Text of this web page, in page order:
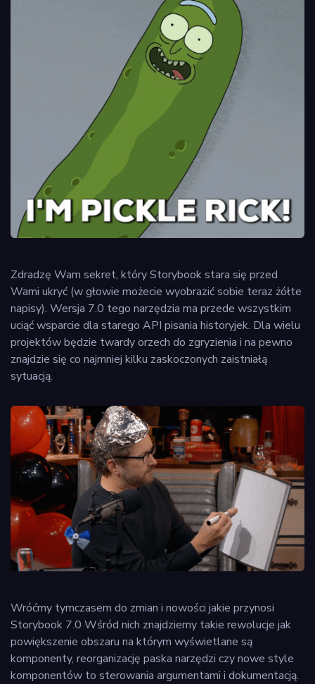
Zdradzę Wam sekret, który Storybook stara się przed
Wami ukryć (w głowie możecie wyobrazić sobie teraz żółte
napisy). Wersja 7.0 tego narzędzia ma przede wszystkim
uciąć wsparcie dla starego API pisania historyjek. Dla wielu
projektów będzie twardy orzech do zgryzienia i na pewno
znajdzie się co najmniej kilku zaskoczonych zaistniałą
sytuacją.
Wróćmy tymczasem do zmian i nowości jakie przynosi
Storybook 7.0 Wśród nich znajdziemy takie rewolucje jak
powiększenie obszaru na którym wyświetlane są
komponenty, reorganizację paska narzędzi czy nowe style
komponentów to sterowania argumentami i dokumentacją.